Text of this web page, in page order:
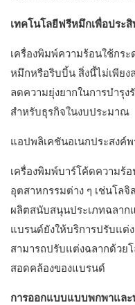
เทคโนโลยีฟรีหมึกเพื่อประ
เครื่องพิมพ์ความร้อนใช้กร
หมึกหรือริบบิ้น สิ่งนี้ไม่เพีย
ลดความยุ่งยากในการบำรุง
สำหรับธุรกิจในงบประมาณ
แอปพลิเคชันอเนกประสงค์
เครื่องพิมพ์บาร์โค้ดความร้
อุตสาหกรรมต่าง ๆ เช่นโล
ผลิตสนับสนุนประเภทฉลาก
แบรนด์ยังให้บริการปรับแต่
สามารถปรับแต่งฉลากด้วย
สอดคล้องของแบรนด์
การออกแบบแบบพกพาและ